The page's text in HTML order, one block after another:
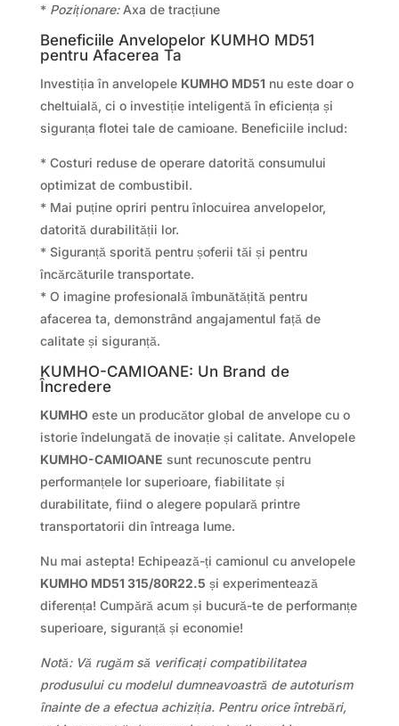
* Poziționare:Axa de tracțiune
Beneficiile Anvelopelor KUMHO MD51
pentru Afacerea Ta
Investiția în anvelopele KUMHO MD51 nu este doar o
cheltuială, ci o investiție inteligentă în eficiența și
siguranța flotei tale de camioane. Beneficiile includ:
* Costuri reduse de operare datorită consumului
optimizat de combustibil.
* Mai puține opriri pentru înlocuirea anvelopelor,
datorită durabilității lor.
* Siguranță sporită pentru șoferii tăi și pentru
încărcăturile transportate.
* O imagine profesională îmbunătățită pentru
afacerea ta, demonstrând angajamentul față de
calitate și siguranță.
KUMHO-CAMIOANE: Un Brand de
Încredere
KUMHO este un producător global de anvelope cu o
istorie îndelungată de inovație și calitate. Anvelopele
KUMHO-CAMIOANE sunt recunoscute pentru
performanțele lor superioare, fiabilitate și
durabilitate, fiind o alegere populară printre
transportatorii din întreaga lume.
Nu mai astepta! Echipează-ți camionul cu anvelopele
KUMHO MD51 315/80R22.5 și experimentează
diferența! Cumpără acum și bucură-te de performanțe
superioare, siguranță și economie!
Notă: Vă rugăm să verificați compatibilitatea
produsului cu modelul dumneavoastră de autoturism
înainte de a efectua achiziția. Pentru orice întrebări,